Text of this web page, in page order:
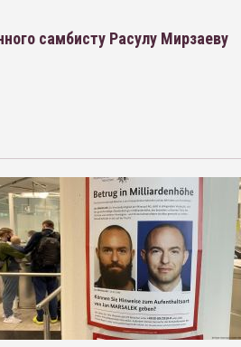
самбисту Расулу Мирзаеву